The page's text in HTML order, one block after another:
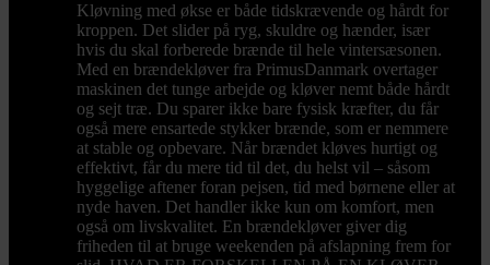
Kløvning med økse er både tidskrævende og hårdt for
kroppen. Det slider på ryg, skuldre og hænder, især
hvis du skal forberede brænde til hele vintersæsonen.
Med en brændekløver fra PrimusDanmark overtager
maskinen det tunge arbejde og kløver nemt både hårdt
og sejt træ. Du sparer ikke bare fysisk kræfter, du får
også mere ensartede stykker brænde, som er nemmere
at stable og opbevare. Når brændet kløves hurtigt og
effektivt, får du mere tid til det, du helst vil – såsom
hyggelige aftener foran pejsen, tid med børnene eller at
nyde haven. Det handler ikke kun om komfort, men
også om livskvalitet. En brændekløver giver dig
friheden til at bruge weekenden på afslapning frem for